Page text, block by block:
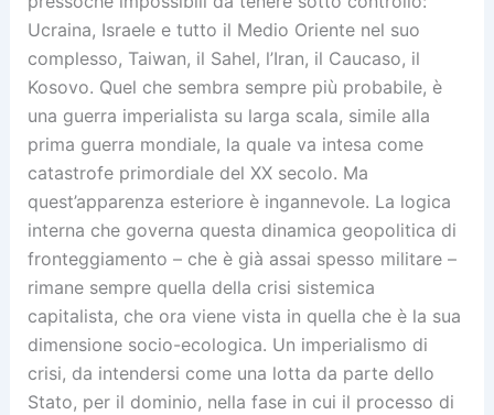
Ucraina, Israele e tutto il Medio Oriente nel suo
complesso, Taiwan, il Sahel, l’Iran, il Caucaso, il
Kosovo. Quel che sembra sempre più probabile, è
una guerra imperialista su larga scala, simile alla
prima guerra mondiale, la quale va intesa come
catastrofe primordiale del XX secolo. Ma
quest’apparenza esteriore è ingannevole. La logica
interna che governa questa dinamica geopolitica di
fronteggiamento – che è già assai spesso militare –
rimane sempre quella della crisi sistemica
capitalista, che ora viene vista in quella che è la sua
dimensione socio-ecologica. Un imperialismo di
crisi, da intendersi come una lotta da parte dello
Stato, per il dominio, nella fase in cui il processo di